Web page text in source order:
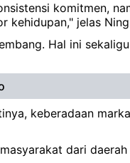
komitmen,
jelas
Hal ini
keberadaan
dari